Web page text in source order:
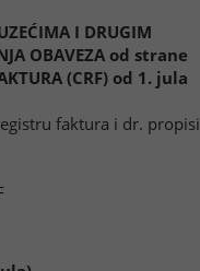
I DRUGIM
OBAVEZA od strane
(CRF) od 1. jula
faktura i dr. propisi